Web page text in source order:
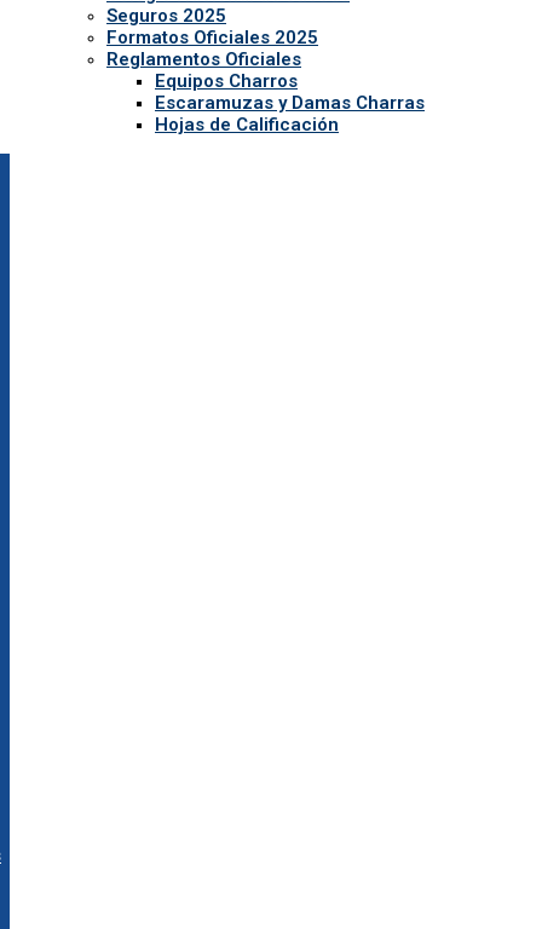
Seguros 2025
Formatos Oficiales 2025
Reglamentos Oficiales
Equipos Charros
Escaramuzas y Damas Charras
Hojas de Calificación